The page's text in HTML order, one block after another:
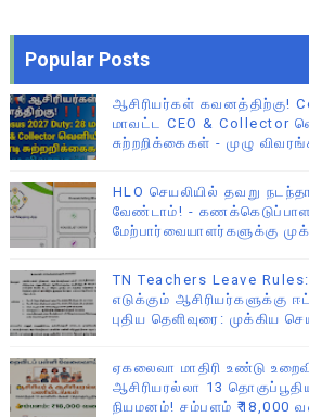
Popular Posts
ஆசிரியர்கள் கவனத்திற்கு!
மாவட்ட CEO & Collector
சுற்றறிக்கைகள் - முழு
HLO செயலியில் தவறு
வேண்டாம்! -
மேற்பார்வையாளர்களுக்கு
TN Teachers Leave Rules:
எடுக்கும் ஆசிரியர்களுக்கு
புதிய தெளிவுரை: முக்கிய
ஏகலைவா மாதிரி உண்டு
ஆசிரியரல்லா 13
நியமனம்! சம்பளம் ₹18,000